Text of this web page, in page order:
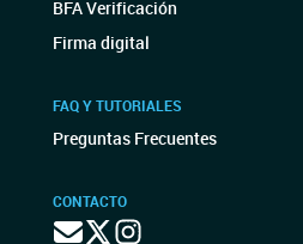
BFA Verificación
Firma digital
FAQ Y TUTORIALES
Preguntas Frecuentes
CONTACTO